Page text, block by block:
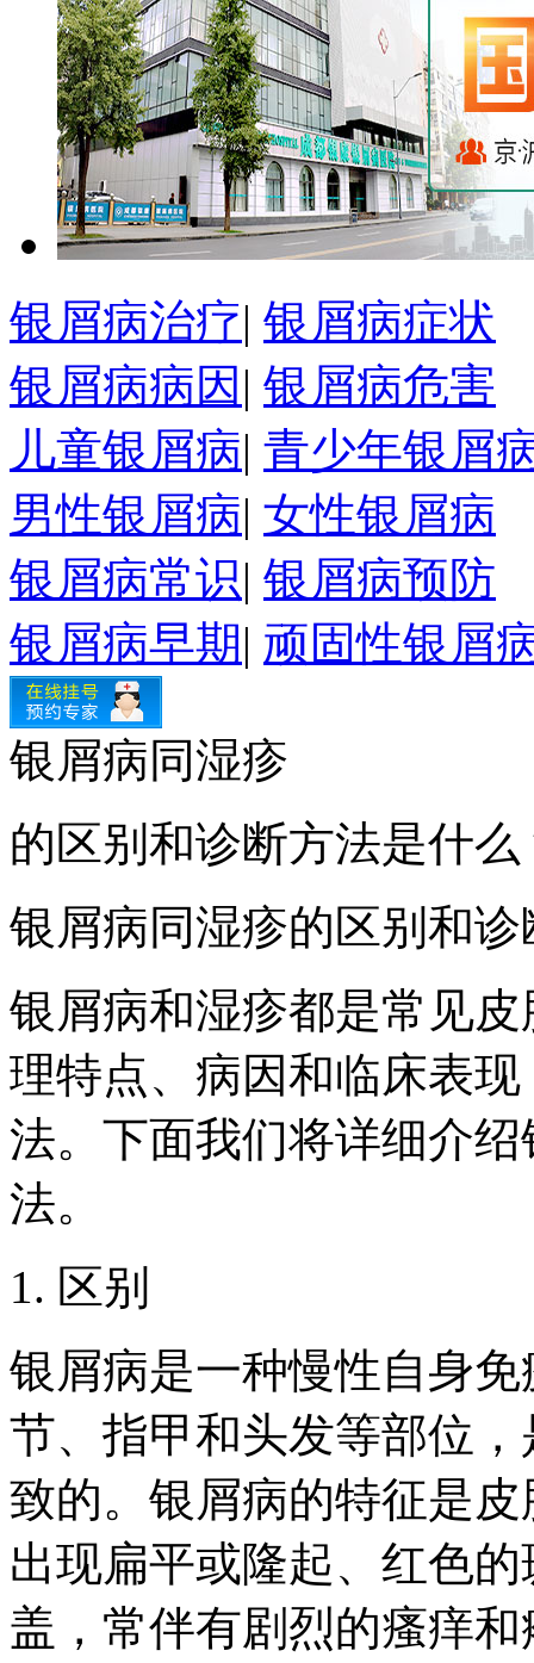
银屑病治疗| 银屑病症状
银屑病病因 | 银屑病危害
儿童银屑病| 青少年银屑
男性银屑病| 女性银屑病
银屑病常识| 银屑病预防
银屑病早期| 顽固性银屑
银屑病同湿疹
的区别和诊断方法是什么
银屑病同湿疹的区别和诊
银屑病和湿疹都是常见
理特点、病因和临床表
法。下面我们将详细介
法。
1. 区别
银屑病是一种慢性自身
节、指甲和头发等部位
致的。银屑病的特征是皮
出现扁平或隆起、红色
盖，常伴有剧烈的瘙痒